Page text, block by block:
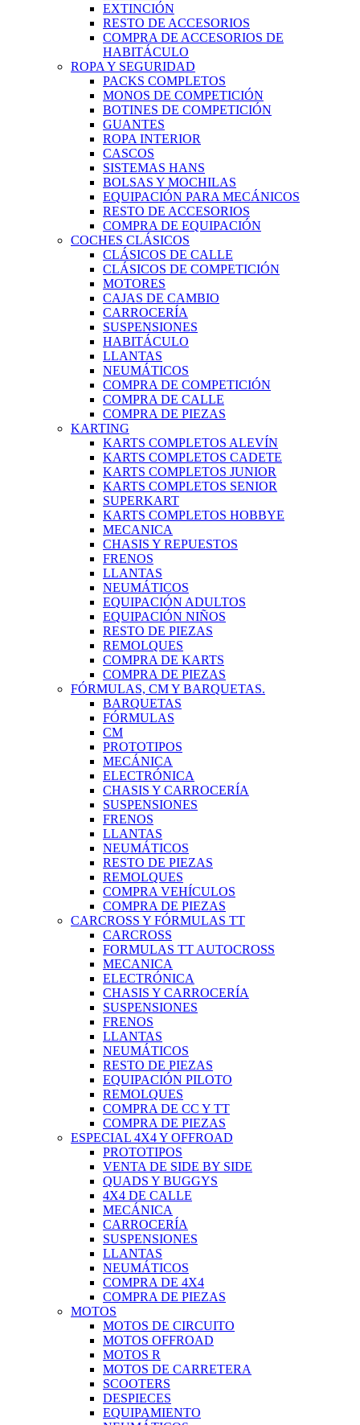
EXTINCIÓN
RESTO DE ACCESORIOS
COMPRA DE ACCESORIOS DE
HABITÁCULO
ROPA Y SEGURIDAD
PACKS COMPLETOS
MONOS DE COMPETICIÓN
BOTINES DE COMPETICIÓN
GUANTES
ROPA INTERIOR
CASCOS
SISTEMAS HANS
BOLSAS Y MOCHILAS
EQUIPACIÓN PARA MECÁNICOS
RESTO DE ACCESORIOS
COMPRA DE EQUIPACIÓN
COCHES CLÁSICOS
CLÁSICOS DE CALLE
CLÁSICOS DE COMPETICIÓN
MOTORES
CAJAS DE CAMBIO
CARROCERÍA
SUSPENSIONES
HABITÁCULO
LLANTAS
NEUMÁTICOS
COMPRA DE COMPETICIÓN
COMPRA DE CALLE
COMPRA DE PIEZAS
KARTING
KARTS COMPLETOS ALEVÍN
KARTS COMPLETOS CADETE
KARTS COMPLETOS JUNIOR
KARTS COMPLETOS SENIOR
SUPERKART
KARTS COMPLETOS HOBBYE
MECANICA
CHASIS Y REPUESTOS
FRENOS
LLANTAS
NEUMÁTICOS
EQUIPACIÓN ADULTOS
EQUIPACIÓN NIÑOS
RESTO DE PIEZAS
REMOLQUES
COMPRA DE KARTS
COMPRA DE PIEZAS
FÓRMULAS, CM Y BARQUETAS.
BARQUETAS
FÓRMULAS
CM
PROTOTIPOS
MECÁNICA
ELECTRÓNICA
CHASIS Y CARROCERÍA
SUSPENSIONES
FRENOS
LLANTAS
NEUMÁTICOS
RESTO DE PIEZAS
REMOLQUES
COMPRA VEHÍCULOS
COMPRA DE PIEZAS
CARCROSS Y FÓRMULAS TT
CARCROSS
FORMULAS TT AUTOCROSS
MECANICA
ELECTRÓNICA
CHASIS Y CARROCERÍA
SUSPENSIONES
FRENOS
LLANTAS
NEUMÁTICOS
RESTO DE PIEZAS
EQUIPACIÓN PILOTO
REMOLQUES
COMPRA DE CC Y TT
COMPRA DE PIEZAS
ESPECIAL 4X4 Y OFFROAD
PROTOTIPOS
VENTA DE SIDE BY SIDE
QUADS Y BUGGYS
4X4 DE CALLE
MECÁNICA
CARROCERÍA
SUSPENSIONES
LLANTAS
NEUMÁTICOS
COMPRA DE 4X4
COMPRA DE PIEZAS
MOTOS
MOTOS DE CIRCUITO
MOTOS OFFROAD
MOTOS R
MOTOS DE CARRETERA
SCOOTERS
DESPIECES
EQUIPAMIENTO